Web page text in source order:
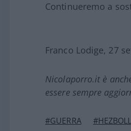
Continueremo a
Franco Lodige, 27
Nicolaporro.it è
essere sempre
#GUERRA